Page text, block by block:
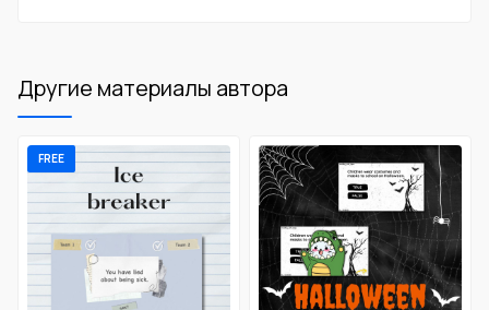
Другие материалы автора
FREE